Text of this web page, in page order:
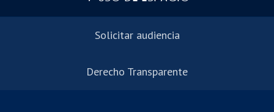
Solicitar audiencia
Derecho Transparente